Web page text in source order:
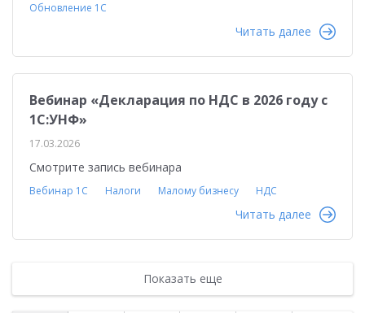
Обновление 1С
Читать далее
Вебинар «Декларация по НДС в 2026 году с
1С:УНФ»
17.03.2026
Смотрите запись вебинара
Вебинар 1С Налоги Малому бизнесу НДС
Читать далее
Показать еще